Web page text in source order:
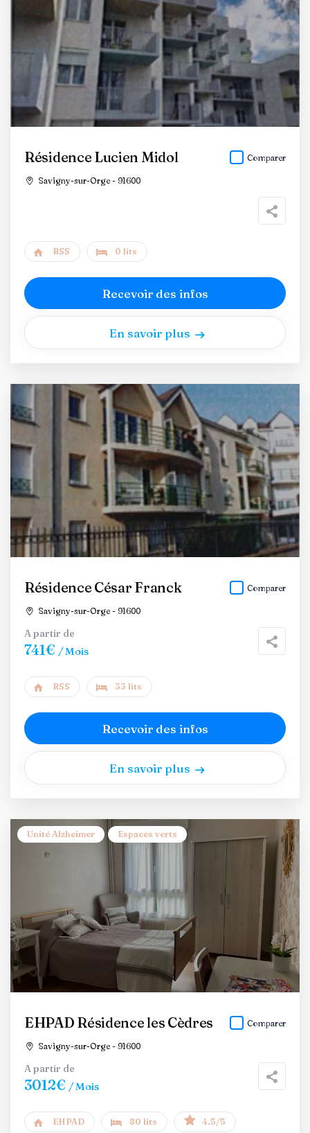
Résidence Lucien Midol
Savigny-sur-Orge - 91600
Comparer
RSS 0 lits
Recevoir des infos
En savoir plus
Résidence César Franck
Savigny-sur-Orge - 91600
Comparer
A partir de
741€ / Mois
RSS 33 lits
Recevoir des infos
En savoir plus
Unité Alzheimer Espaces verts
EHPAD Résidence les Cèdres
Savigny-sur-Orge - 91600
Comparer
A partir de
3012€ / Mois
EHPAD 80 lits 4.5/5